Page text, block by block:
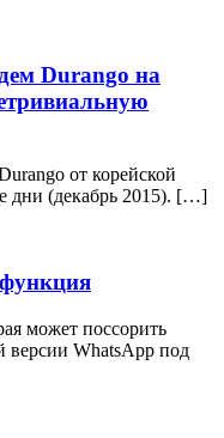
Durango на
от корейской
дни (декабрь 2015). […]
может поссорить
версии WhatsApp под